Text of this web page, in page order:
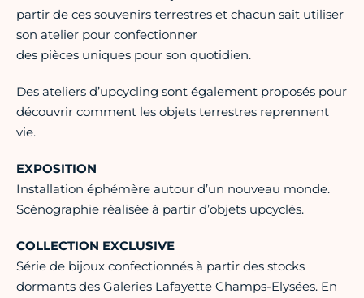
partir de ces souvenirs terrestres et chacun sait utiliser
son atelier pour confectionner
des pièces uniques pour son quotidien.
Des ateliers d’upcycling sont également proposés pour
découvrir comment les objets terrestres reprennent
vie.
EXPOSITION
Installation éphémère autour d’un nouveau monde.
Scénographie réalisée à partir d’objets upcyclés.
COLLECTION EXCLUSIVE
Série de bijoux confectionnés à partir des stocks
dormants des Galeries Lafayette Champs-Elysées. En